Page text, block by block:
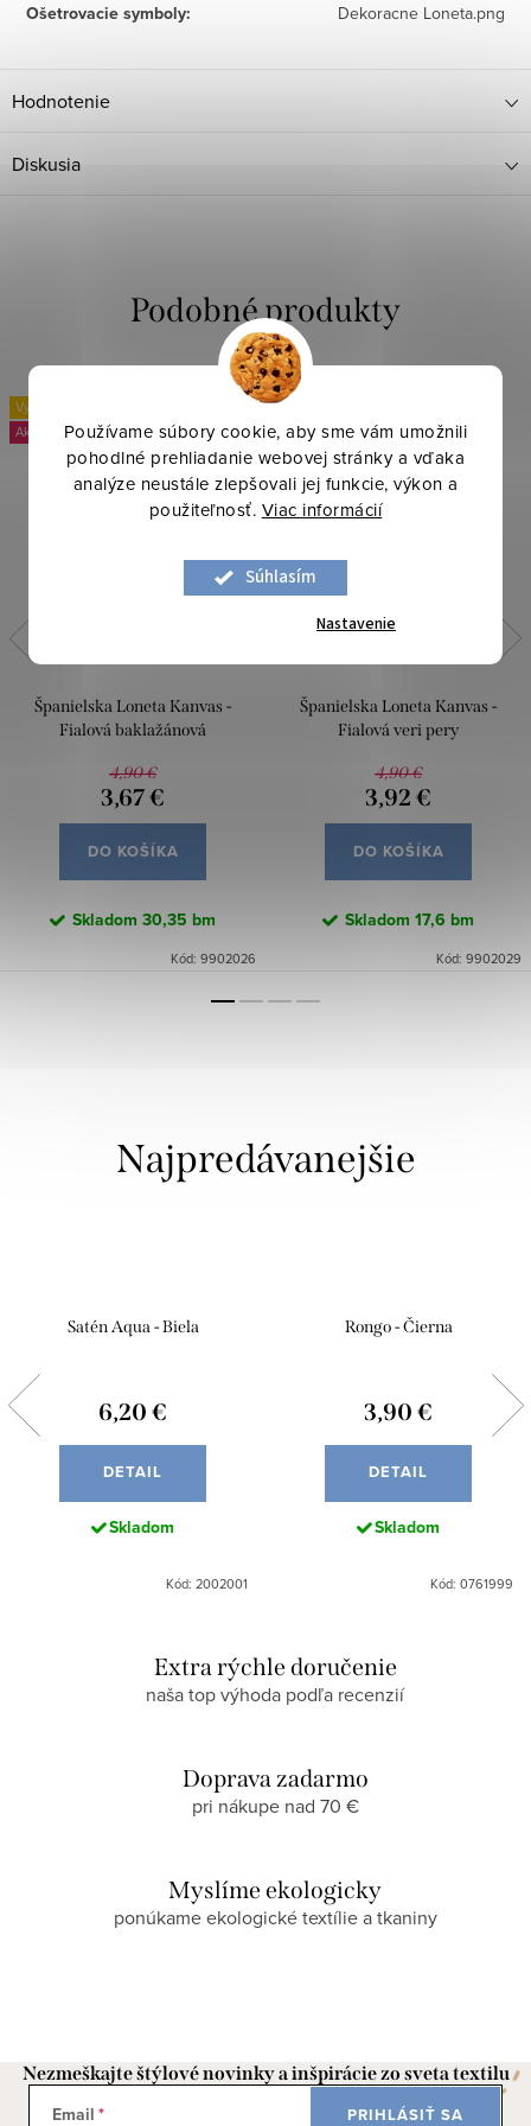
Používame súbory cookie, aby sme vám umožnili
pohodlné prehliadanie webovej stránky a vďaka
analýze neustále zlepšovali jej funkcie, výkon a
použiteľnosť. Viac informácií
Súhlasím
Nastavenie
Ošetrovacie symboly: Dekoracne Loneta.png
Hodnotenie
Diskusia
Výpredaj
-25 %
Španielska Loneta Kanvas -
Fialová baklažánová
4,90 €
3,67 €
DO KOŠÍKA
Skladom 30,35 bm
Kód: 9902026
Výpredaj
-20 %
Španielska Loneta Kanvas -
Fialová veri pery
4,90 €
3,92 €
DO KOŠÍKA
Skladom 17,6 bm
Kód: 9902029
Najpredávanejšie
Satén Aqua - Biela
6,20 €
DETAIL
Skladom
Kód: 2002001
Rongo - Čierna
3,90 €
DETAIL
Skladom
Kód: 0761999
Extra rýchle doručenie
naša top výhoda podľa recenzií
Doprava zadarmo
pri nákupe nad 70 €
Myslíme ekologicky
ponúkame ekologické textílie a tkaniny
Nezmeškajte štýlové novinky a inšpirácie zo sveta textilu
Email PRIHLÁSIŤ SA